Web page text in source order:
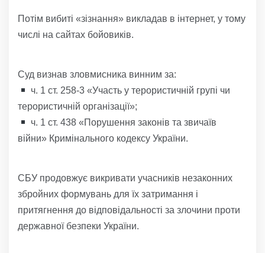
Потім вибиті «зізнання» викладав в інтернет, у тому
числі на сайтах бойовиків.
Суд визнав зловмисника винним за:
ч. 1 ст. 258-3 «Участь у терористичній групі чи
терористичній організації»;
ч. 1 ст. 438 «Порушення законів та звичаїв
війни» Кримінального кодексу України.
СБУ продовжує викривати учасників незаконних
збройних формувань для їх затримання і
притягнення до відповідальності за злочини проти
державної безпеки України.